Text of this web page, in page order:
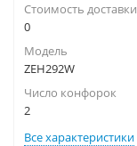
Стоимость доставки
0
Модель
ZEH292W
Число конфорок
2
Все характеристики